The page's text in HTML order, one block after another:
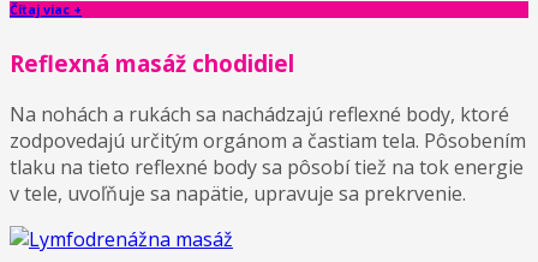
Čítaj viac +
Reflexná masáž chodidiel
Na nohách a rukách sa nachádzajú reflexné body, ktoré
zodpovedajú určitým orgánom a častiam tela. Pôsobením
tlaku na tieto reflexné body sa pôsobí tiež na tok energie
v tele, uvoľňuje sa napätie, upravuje sa prekrvenie.